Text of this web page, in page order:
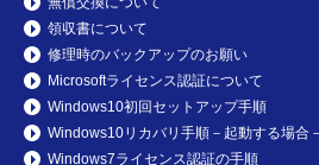
領収書について
修理時のバックアップのお願い
Microsoftライセンス認証について
Windows10初回セットアップ手順
Windows10リカバリ手順－起動する場合－
Windows7ライセンス認証の手順